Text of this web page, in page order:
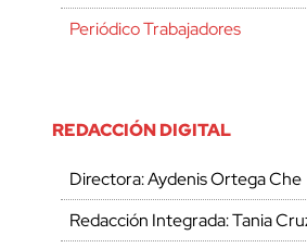
Periódico Trabajadores
REDACCIÓN DIGITAL
Directora: Aydenis Ortega Che
Redacción Integrada: Tania